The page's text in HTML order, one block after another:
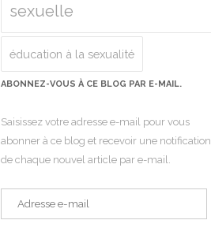
sexuelle
éducation à la sexualité
ABONNEZ-VOUS À CE BLOG PAR E-MAIL.
Saisissez votre adresse e-mail pour vous
abonner à ce blog et recevoir une notification
de chaque nouvel article par e-mail.
Adresse
e-